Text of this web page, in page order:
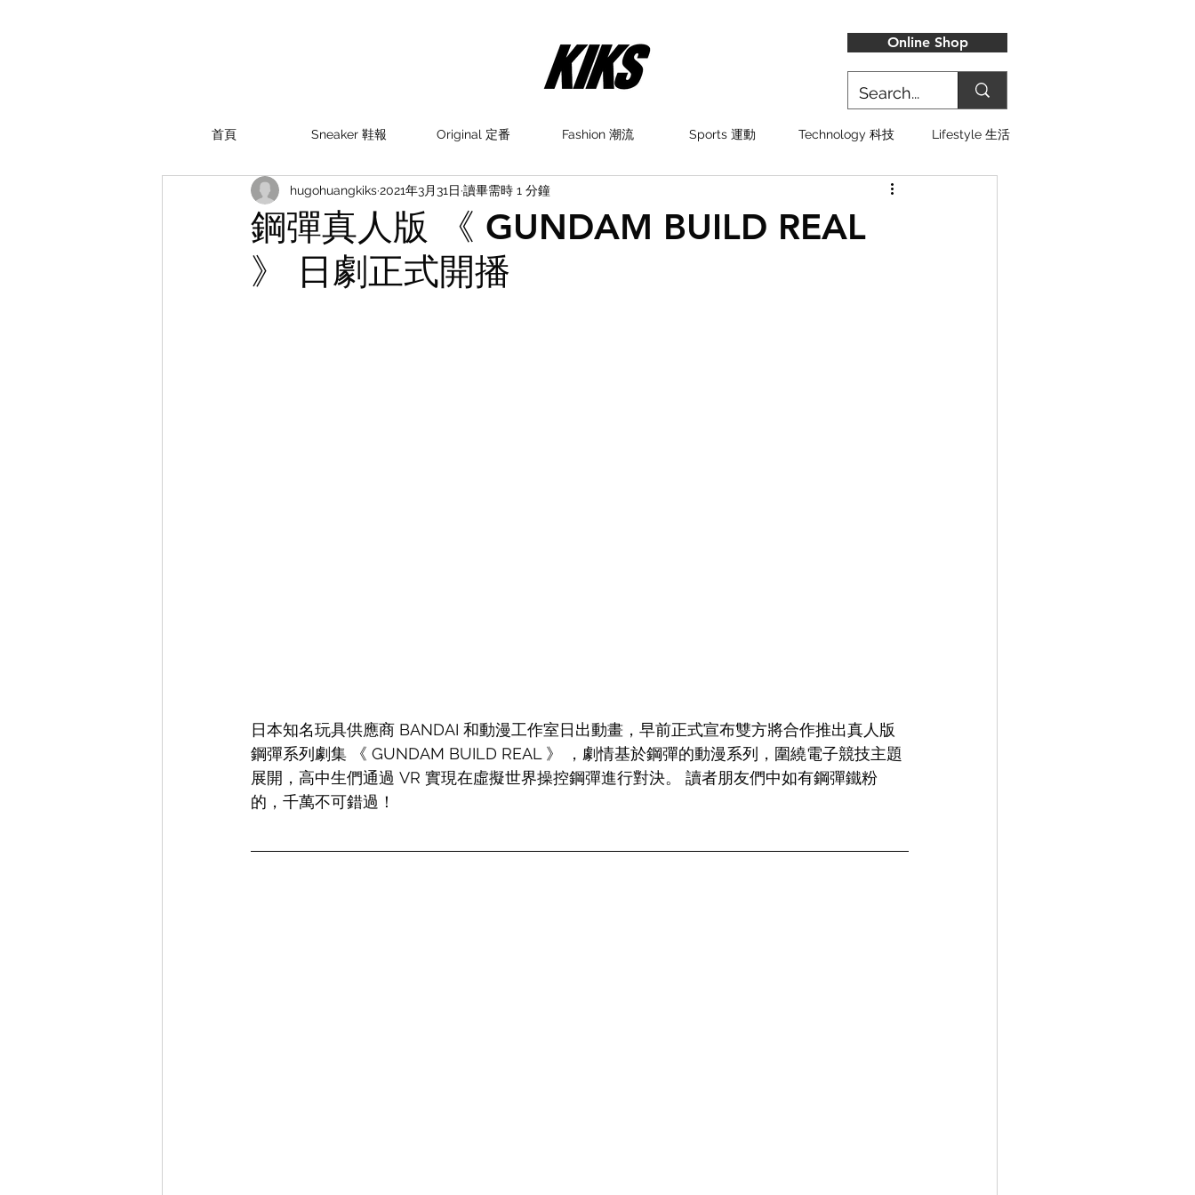
Online Shop
首頁 Sneaker 鞋報 Original 定番 Fashion 潮流 Sports 運動 Technology 科技 Lifestyle 生活
鋼彈真人版 《 GUNDAM BUILD REAL
》 日劇正式開播
hugohuangkiks2021年3月31日 讀畢需時 1 分鐘
日本知名玩具供應商 BANDAI 和動漫工作室日出動畫，早前正式宣布雙方將合作推出真人版
鋼彈系列劇集 《 GUNDAM BUILD REAL 》 ，劇情基於鋼彈的動漫系列，圍繞電子競技主題
展開，高中生們通過 VR 實現在虛擬世界操控鋼彈進行對決。 讀者朋友們中如有鋼彈鐵粉
的，千萬不可錯過！